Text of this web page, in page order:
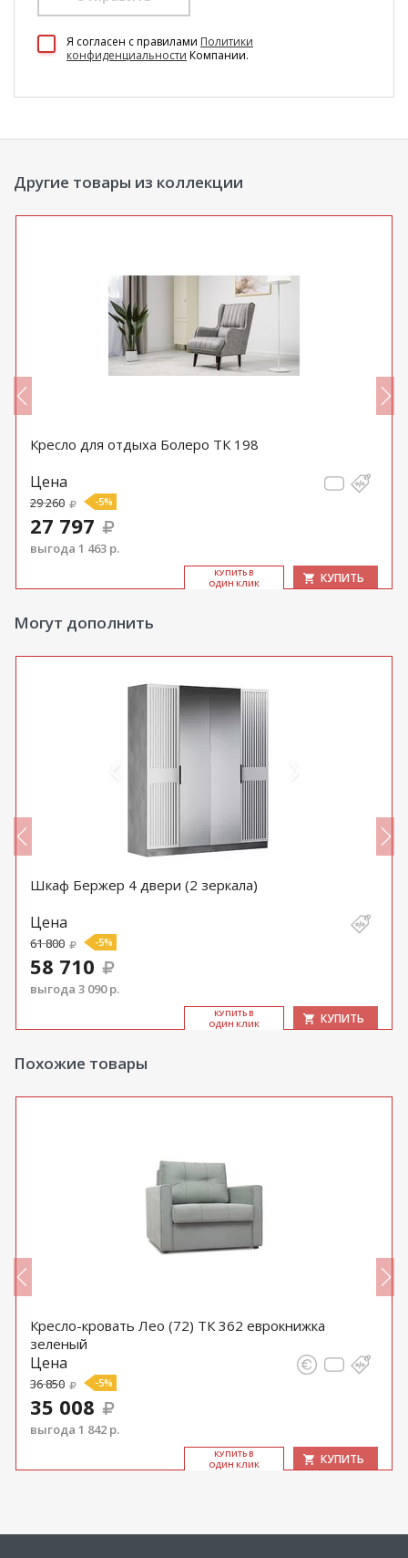
Я согласен c правилами Политики
конфиденциальности Компании.
Другие товары из коллекции
Кресло для отдыха Болеро ТК 198
Цена
29 260 -5%
27 797
выгода 1 463 р.
КУ­ПИТЬ В
ОДИН КЛИК
КУПИТЬ
Могут дополнить
Шкаф Бержер 4 двери (2 зеркала)
Цена
61 800 -5%
58 710
выгода 3 090 р.
КУ­ПИТЬ В
ОДИН КЛИК
КУПИТЬ
Похожие товары
Кресло-кровать Лео (72) ТК 362 еврокнижка
зеленый
Цена
36 850 -5%
35 008
выгода 1 842 р.
КУ­ПИТЬ В
ОДИН КЛИК
КУПИТЬ